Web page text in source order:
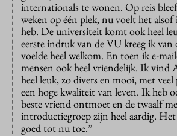
internationals te wonen. Op reis
weken op één plek, nu voelt het alsof
heb. De universiteit komt ook heel
eerste indruk van de VU kreeg ik van
voelde heel welkom. En toen ik e-
mensen ook heel vriendelijk. Ik vind
heel leuk, zo divers en mooi, met
een hoge kwaliteit van leven. Ik heb
beste vriend ontmoet en de twaalf
introductiegroep zijn heel aardig. Het
goed tot nu toe.”